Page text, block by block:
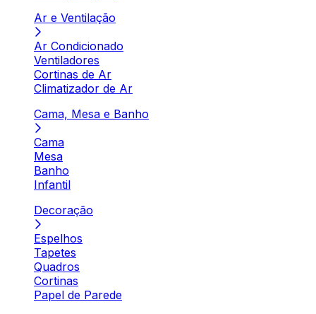
Ar e Ventilação
Ar Condicionado
Ventiladores
Cortinas de Ar
Climatizador de Ar
Cama, Mesa e Banho
Cama
Mesa
Banho
Infantil
Decoração
Espelhos
Tapetes
Quadros
Cortinas
Papel de Parede